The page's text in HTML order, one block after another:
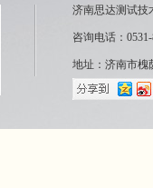
济南思达测试技
咨询电话：
地址：济南市槐